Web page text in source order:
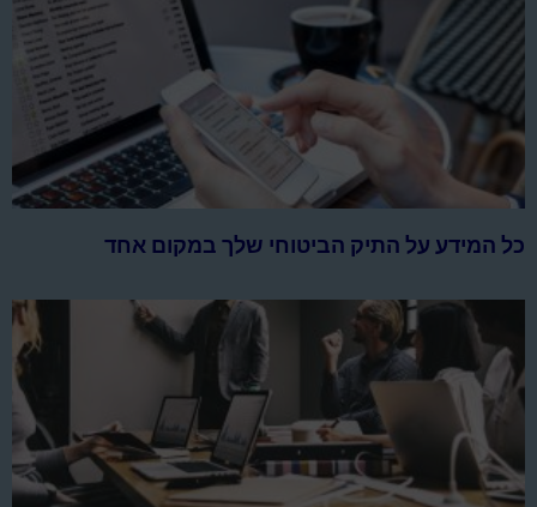
כל המידע על התיק הביטוחי שלך במקום אחד